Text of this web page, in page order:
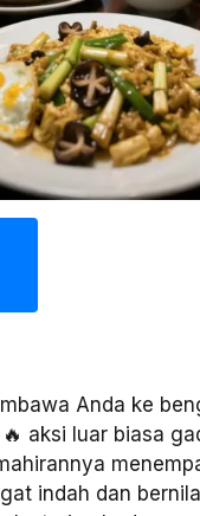
Anda ke
aksi luar biasa
indah dan